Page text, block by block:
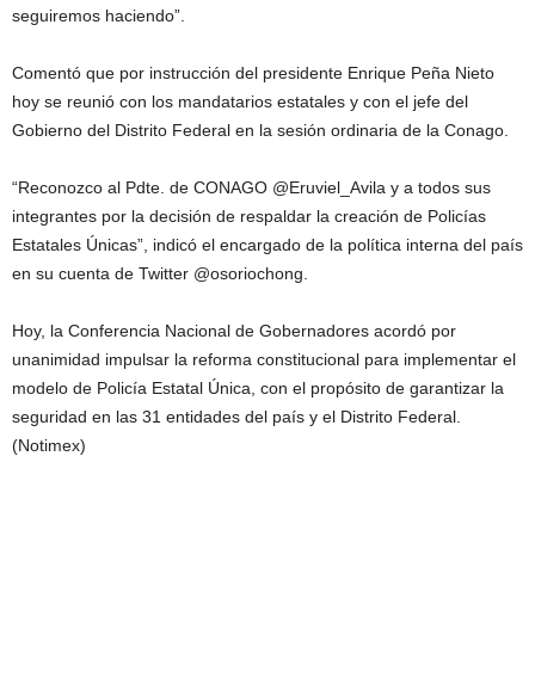
seguiremos haciendo”.
Comentó que por instrucción del presidente Enrique Peña Nieto
hoy se reunió con los mandatarios estatales y con el jefe del
Gobierno del Distrito Federal en la sesión ordinaria de la Conago.
“Reconozco al Pdte. de CONAGO @Eruviel_Avila y a todos sus
integrantes por la decisión de respaldar la creación de Policías
Estatales Únicas”, indicó el encargado de la política interna del país
en su cuenta de Twitter @osoriochong.
Hoy, la Conferencia Nacional de Gobernadores acordó por
unanimidad impulsar la reforma constitucional para implementar el
modelo de Policía Estatal Única, con el propósito de garantizar la
seguridad en las 31 entidades del país y el Distrito Federal.
(Notimex)